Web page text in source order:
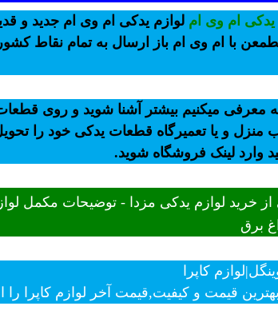
یدکی ام وی ام لوازم یدکی ام وی ام جدید و
با ام وی ام باز ارسال به تمام نقاط
معرفی میکنیم بیشتر آشنا شوید و روی
منزل و یا تعمیرگاه قطعات یدکی خود را
وارد لینک فروشگاه شوید.
خرید لوازم یدکی مزدا - توضیحات مکمل
برق
کاپرا
قیمت و کیفیت,قیمت آخر لوازم کاپرا را